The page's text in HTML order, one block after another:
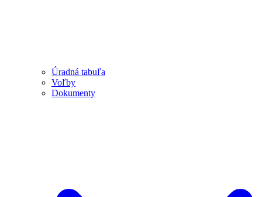
Úradná tabuľa
Voľby
Dokumenty